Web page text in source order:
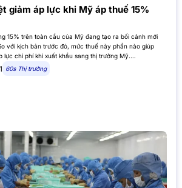
giảm áp lực khi Mỹ áp thuế 15%
15% trên toàn cầu của Mỹ đang tạo ra bối cảnh mới
với kịch bản trước đó, mức thuế này phần nào giúp
lực chi phí khi xuất khẩu sang thị trường Mỹ.…
60s Thị trường